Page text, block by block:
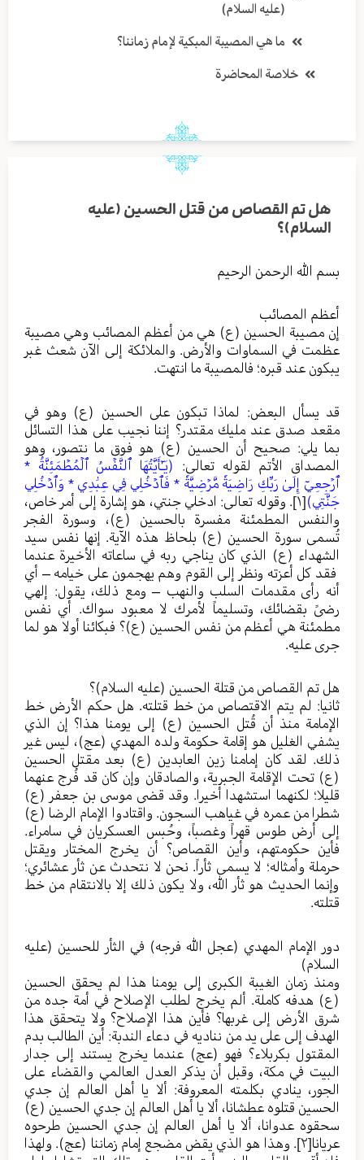
(عليه السلام)
ما هي المصيبة المبكية لإمام زماننا؟
خلاصة المحاضرة
هل تم القصاص من قتل الحسين (عليه
السلام)؟
بسم الله الرحمن الرحيم
أعظم المصائب
إن مصيبة الحسين (ع) هي من أعظم المصائب وهي مصيبة
عظمت في السماوات والأرض. والملائكة إلى الآن شعث غبر
يبكون عند قبره؛ فالمصيبة ما انتهت.
قد يسأل البعض: لماذا تبكون على الحسين (ع) وهو في
مقعد صدق عند مليك مقتدر؟ إننا نجيب على هذا التسائل
بما يلي: صحيح أن الحسين (ع) هو فوق ما نتصور، وهو
المصداق الأتم لقوله تعالى: (يَـٰٓأَيَّتُهَا ٱلنَّفۡسُ ٱلۡمُطۡمَئِنَّةُ *
ٱرۡجِعِيٓ إِلَىٰ رَبِّكِ رَاضِيَةٗ مَّرۡضِيَّةٗ * فَٱدۡخُلِي فِي عِبَٰدِي * وَٱدۡخُلِي
جَنَّتِي)[١] . وقوله تعالى: ادخلي جنتي، هو إشارة إلى أمر خاص،
والنفس المطمئنة مفسرة بالحسين (ع)، وسورة الفجر
تُسمى سورة الحسين (ع) بلحاظ هذه الآية. إنها نفس سيد
الشهداء (ع) الذي كان يناجي ربه في ساعاته الأخيرة عندما
فقد كل أعزته ونظر إلى القوم وهم يهجمون على خيامه – أي
أنه رأى مقدمات السلب والنهب – ومع ذلك، يقول: إلهي
رضىً بقضائك، وتسليماً لأمرك لا معبود سواك. أي نفس
مطمئنة هي أعظم من نفس الحسين (ع)؟ فبكائنا أولا هو لما
جرى عليه.
هل تم القصاص من قتلة الحسين (عليه السلام)؟
ثانيا: لم يتم الاقتصاص من خط قتلته. هل حكم الأرض خط
الإمامة منذ أن قُتل الحسين (ع) إلى يومنا هذا؟ إن الذي
يشفي الغليل هو إقامة حكومة ولده المهدي (عج)، ليس غير
ذلك. لقد كان إمامنا زين العابدين (ع) بعد مقتل الحسين
(ع) تحت الإقامة الجبرية، والصادقان وإن كان قد فُرج عنهما
قليلا؛ لكنهما استشهدا أخيرا. وقد قضى موسى بن جعفر (ع)
شطرا من عمره في غياهب السجون. واقتادوا الإمام الرضا (ع)
إلى أرض طوس قهراً وغصباً، وحُبس العسكريان في سامراء.
فأين حكومتهم، وأين القصاص؟ أن يخرج المختار ويقتل
حرملة وأمثاله؛ لا يسمى ثأراً. نحن لا نتحدث عن ثأر عشائري؛
وإنما الحديث هو ثأر الله، ولا يكون ذلك إلا بالانتقام من خط
قتلته.
دور الإمام المهدي (عجل الله فرجه) في الثأر للحسين (عليه
السلام)
ومنذ زمان الغيبة الكبرى إلى يومنا هذا لم يحقق الحسين
(ع) هدفه كاملة. ألم يخرج لطلب الإصلاح في أمة جده من
شرق الأرض إلى غربها؟ فأين هذا الإصلاح؟ ولا يتحقق هذا
الهدف إلى على يد من نناديه في دعاء الندبة: أين الطالب بدم
المقتول بكربلاء؟ فهو (عج) عندما يخرج يستند إلى جدار
البيت في مكة، وقبل أن يذكر العدل العالمي والقضاء على
الجور، ينادي بكلمته المعروفة: ألا يا أهل العالم إن جدي
الحسين قتلوه عطشانا، ألا يا أهل العالم إن جدي الحسين (ع)
سحقوه عدوانا، ألا يا أهل العالم إن جدي الحسين طرحوه
عريانا[٢]
. وهذا هو الذي يقض مضجع إمام زماننا (عج). ولهذا